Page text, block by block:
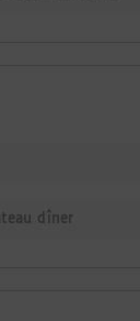
dîner